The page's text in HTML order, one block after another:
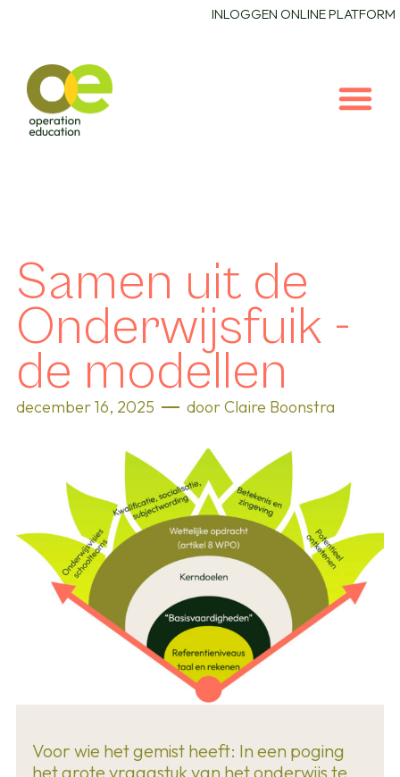
INLOGGEN ONLINE PLATFORM
Samen uit de
Onderwijsfuik -
de modellen
december 16, 2025 doorClaire Boonstra
Voor wie het gemist heeft: In een poging
het grote vraagstuk van het onderwijs te